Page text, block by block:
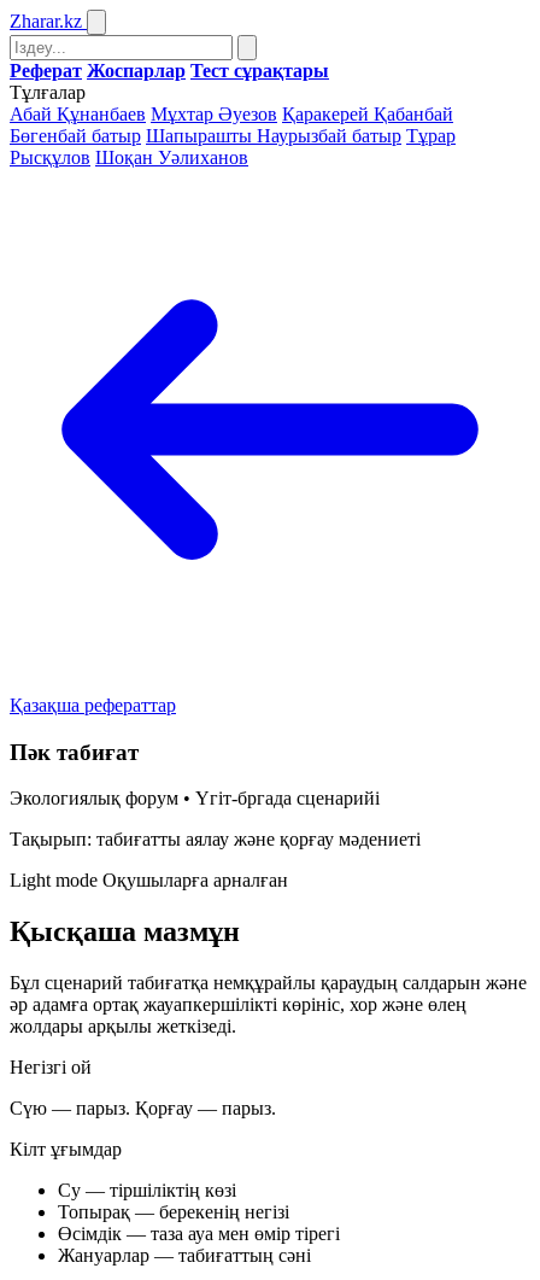
Zharar.kz
Реферат Жоспарлар Тест сұрақтары
Тұлғалар
Абай Құнанбаев Мұхтар Әуезов Қаракерей Қабанбай
Бөгенбай батыр Шапырашты Наурызбай батыр Тұрар
Рысқұлов Шоқан Уәлиханов
Қазақша рефераттар
Пәк табиғат
Экологиялық форум • Үгіт-бргада сценарийі
Тақырып: табиғатты аялау және қорғау мәдениеті
Light mode Оқушыларға арналған
Қысқаша мазмұн
Бұл сценарий табиғатқа немқұрайлы қараудың салдарын және
әр адамға ортақ жауапкершілікті көрініс, хор және өлең
жолдары арқылы жеткізеді.
Негізгі ой
Сүю — парыз. Қорғау — парыз.
Кілт ұғымдар
Су — тіршіліктің көзі
Топырақ — берекенің негізі
Өсімдік — таза ауа мен өмір тірегі
Жануарлар — табиғаттың сәні